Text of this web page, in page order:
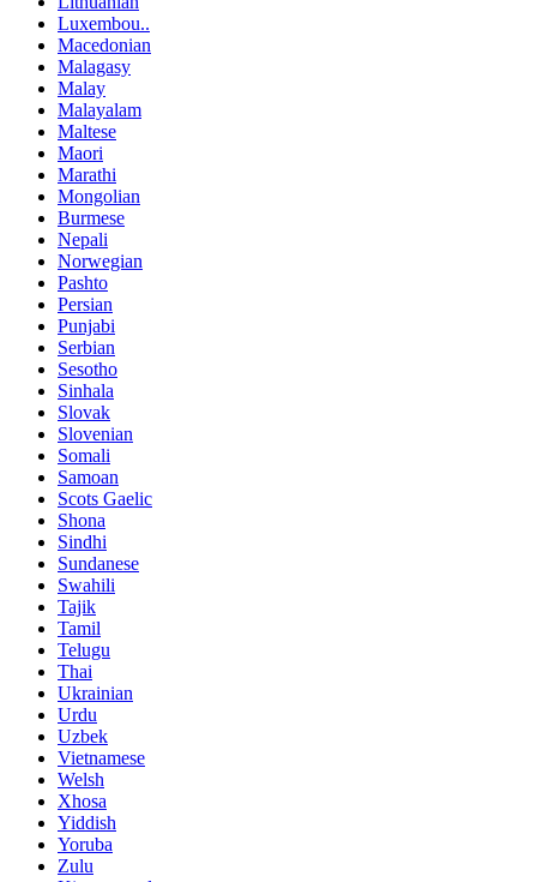
Luxembou..
Macedonian
Malagasy
Malay
Malayalam
Maltese
Maori
Marathi
Mongolian
Burmese
Nepali
Norwegian
Pashto
Persian
Punjabi
Serbian
Sesotho
Sinhala
Slovak
Slovenian
Somali
Samoan
Scots Gaelic
Shona
Sindhi
Sundanese
Swahili
Tajik
Tamil
Telugu
Thai
Ukrainian
Urdu
Uzbek
Vietnamese
Welsh
Xhosa
Yiddish
Yoruba
Zulu